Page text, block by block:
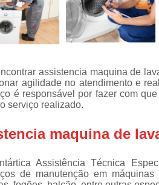
Conserto de
máquinas de
lavar
adega
Consertos de
geladeiras
expositoras
Instalação de
fogões
Instalação de
máquinas de
lavar roupa
assistencia maquina de
agilidade no atendimento e
é responsável por fazer com
serviço realizado.
maquina de
Assistência Técnica
de manutenção em